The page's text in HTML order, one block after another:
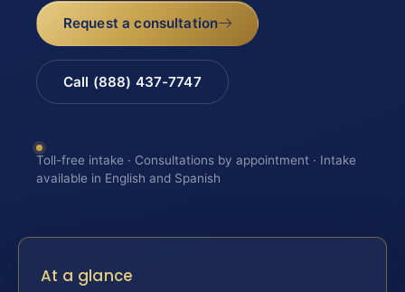
Request a consultation
Call (888) 437-7747
Toll-free intake · Consultations by appointment · Intake
available in English and Spanish
At a glance